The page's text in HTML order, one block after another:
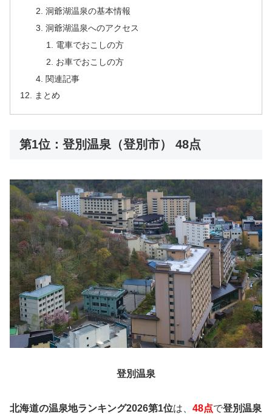
洞爺湖温泉の基本情報
洞爺湖温泉へのアクセス
電車でおこしの方
お車でおこしの方
関連記事
まとめ
第1位：登別温泉（登別市） 48点
登別温泉
北海道の温泉地ランキング2026第1位は、 48点で登別温泉